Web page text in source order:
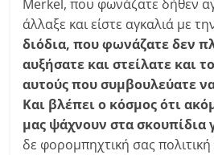
Merkel, που φωνάζατε δήθεν
άλλαξε και είστε αγκαλιά με
διόδια, που φωνάζατε δεν
αυξήσατε και στείλατε και
αυτούς που συμβουλεύατε
Και βλέπει ο κόσμος ότι
μας ψάχνουν στα σκουπίδια
δε φορομπηχτική σας πολιτική